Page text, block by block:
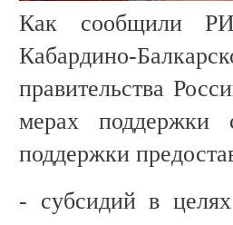
Как сообщили
Кабардино-
правительства
мерах поддержки
поддержки
- субсидий в